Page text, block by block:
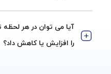
آیا می توان در هر لحظه
را افزایش یا کاهش داد؟